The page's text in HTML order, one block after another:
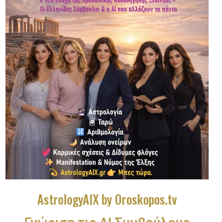
AstrologyAIX by Oroskopos.tv